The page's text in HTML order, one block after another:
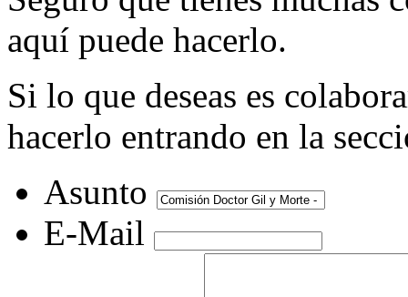
aquí puede hacerlo.
Si lo que deseas es
hacerlo entrando en la
Asunto
E-Mail